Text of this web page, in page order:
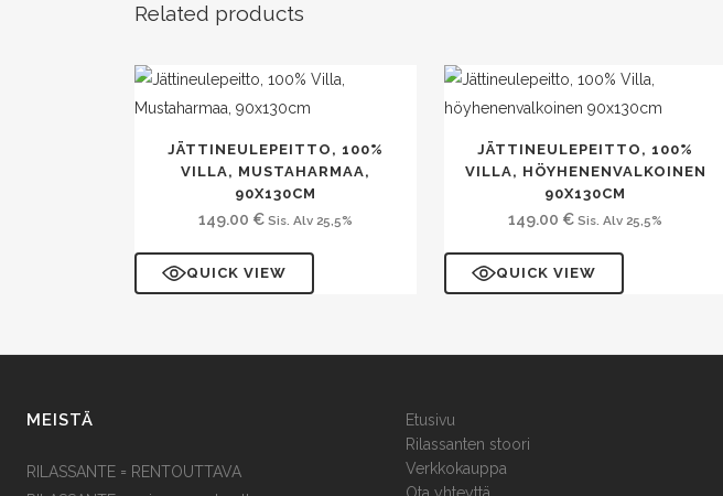
Related products
JÄTTINEULEPEITTO, 100%
VILLA, MUSTAHARMAA,
90X130CM
149.00 € Sis. Alv 25,5%
QUICK VIEW
JÄTTINEULEPEITTO, 100%
VILLA, HÖYHENENVALKOINEN
90X130CM
149.00 € Sis. Alv 25,5%
QUICK VIEW
MEISTÄ
RILASSANTE = RENTOUTTAVA
Etusivu
Rilassanten stoori
Verkkokauppa